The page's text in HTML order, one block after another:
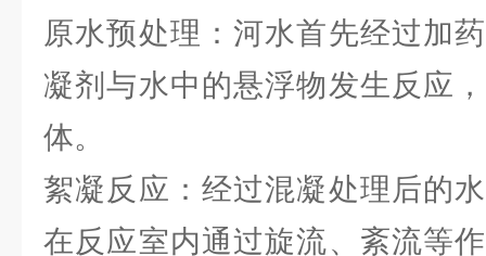
原水预处理：河水首先经过加
凝剂与水中的悬浮物发生反应
体。
絮凝反应：经过混凝处理后的
在反应室内通过旋流、紊流等